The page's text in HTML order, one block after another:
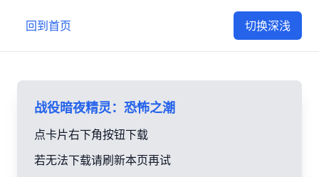
回到首页 切换深浅
战役暗夜精灵：恐怖之潮
点卡片右下角按钮下载
若无法下载请刷新本页再试